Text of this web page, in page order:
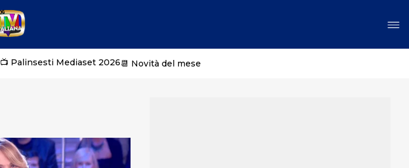
📺 Palinsesti Mediaset 2026📆 Novità del mese